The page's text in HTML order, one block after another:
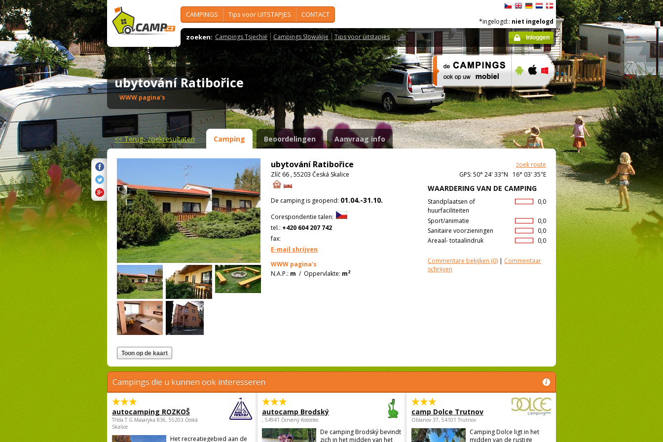
CAMPINGS Tips voor UITSTAPJES CONTACT
zoeken: Campings Tsjechië Campings Slowakije Tips voor uitstapjes
*ingelogd:: niet ingelogd
Inloggen
ubytování Ratibořice
WWW pagina's
<<Terug- zoekresultaten Camping Beoordelingen Aanvraag info
ubytování Ratibořice
zoek route
Zlíč 66 , 55203 Česká Skalice
GPS: 50° 24' 33"N 16° 03' 35"E
WAARDERING VAN DE CAMPING
0,0
Standplaatsen of
huurfaciliteiten
0,0
Sport/animatie
0,0
Sanitaire voorzieningen
0,0
Areaal- totaalindruk
Commentare bekijken (0) | Commentaar
schrijven
De camping is geopend: 01.04.-31.10.
Corespondentie talen:
tel.: +420 604 207 742
fax:
E-mail shrijven
WWW pagina's
N.A.P.: m / Oppervlakte: m2
Campings die u kunnen ook interesseren
autocamping ROZKOŠ
Třída.T.G.Masaryka 836, 55203 Česká
Skalice
Het recreatiegebied aan de
autocamp Brodský
, 54941 Červený Kostelec
De camping Brodský bevindt
zich in het midden van het
camp Dolce Trutnov
Oblanov 37, 54101 Trutnov
Camping Dolce ligt in het
midden van de rustige